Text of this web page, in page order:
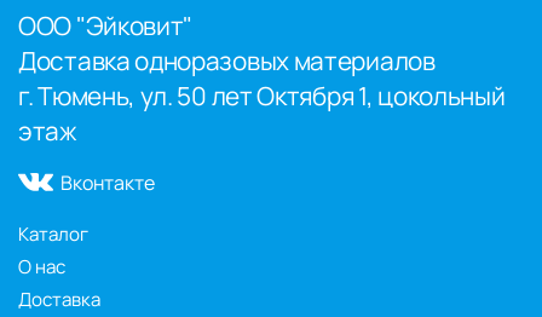
ООО "Эйковит"
Доставка одноразовых материалов
г. Тюмень, ул. 50 лет Октября 1, цокольный
этаж
Вконтакте
Каталог
О нас
Доставка